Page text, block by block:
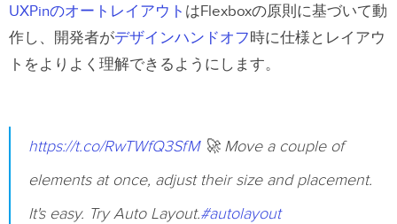
UXPinのオートレイアウト はFlexboxの原則に基づいて動
作し、開発者がデザインハンドオフ時に仕様とレイアウ
トをよりよく理解できるようにします。
https://t.co/RwTWfQ3SfM🚀 Move a couple of
elements at once, adjust their size and placement.
It's easy. Try Auto Layout.#autolayout